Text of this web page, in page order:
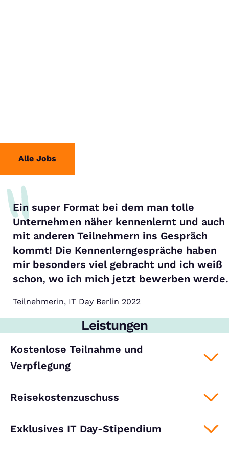
Alle Jobs
Ein super Format bei dem man tolle
Unternehmen näher kennenlernt und auch
mit anderen Teilnehmern ins Gespräch
kommt! Die Kennenlerngespräche haben
mir besonders viel gebracht und ich weiß
schon, wo ich mich jetzt bewerben werde.
Teilnehmerin, IT Day Berlin 2022
Leistungen
Kostenlose Teilnahme und
Verpflegung
Reisekostenzuschuss
Exklusives IT Day-Stipendium